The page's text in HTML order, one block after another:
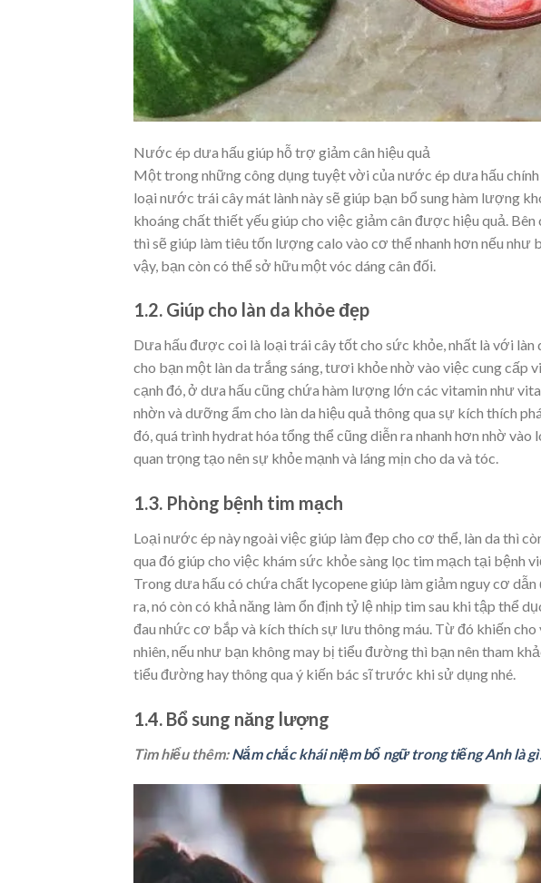
Nước ép dưa hấu giúp hỗ trợ giảm cân hiệu quả
Một trong những công dụng tuyệt vời của nước ép dưa hấu
loại nước trái cây mát lành này sẽ giúp bạn bổ sung hàm lượng
khoáng chất thiết yếu giúp cho việc giảm cân được hiệu quả.
thì sẽ giúp làm tiêu tốn lượng calo vào cơ thể nhanh hơn nếu như
vậy, bạn còn có thể sở hữu một vóc dáng cân đối.
1.2. Giúp cho làn da khỏe đẹp
Dưa hấu được coi là loại trái cây tốt cho sức khỏe, nhất là với làn
cho bạn một làn da trắng sáng, tươi khỏe nhờ vào việc cung cấp
cạnh đó, ở dưa hấu cũng chứa hàm lượng lớn các vitamin như
nhờn và dưỡng ẩm cho làn da hiệu quả thông qua sự kích thích
đó, quá trình hydrat hóa tổng thể cũng diễn ra nhanh hơn nhờ
quan trọng tạo nên sự khỏe mạnh và láng mịn cho da và tóc.
1.3. Phòng bệnh tim mạch
Loại nước ép này ngoài việc giúp làm đẹp cho cơ thể, làn da thì
qua đó giúp cho việc khám sức khỏe sàng lọc tim mạch tại bệnh
Trong dưa hấu có chứa chất lycopene giúp làm giảm nguy cơ
ra, nó còn có khả năng làm ổn định tỷ lệ nhịp tim sau khi tập thể
đau nhức cơ bắp và kích thích sự lưu thông máu. Từ đó khiến
nhiên, nếu như bạn không may bị tiểu đường thì bạn nên tham
tiểu đường hay thông qua ý kiến bác sĩ trước khi sử dụng nhé.
1.4. Bổ sung năng lượng
Tìm hiểu thêm:Nắm chắc khái niệm bổ ngữ trong tiếng Anh là